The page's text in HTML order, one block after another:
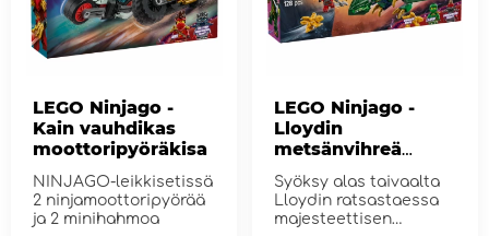
LEGO Ninjago -
Kain vauhdikas
moottoripyöräkisa
NINJAGO-leikkisetissä
2 ninjamoottoripyörää
ja 2 minihahmoa
LEGO Ninjago -
Lloydin
metsänvihreä
lohikäärme
Syöksy alas taivaalta
Lloydin ratsastaessa
majesteettisen